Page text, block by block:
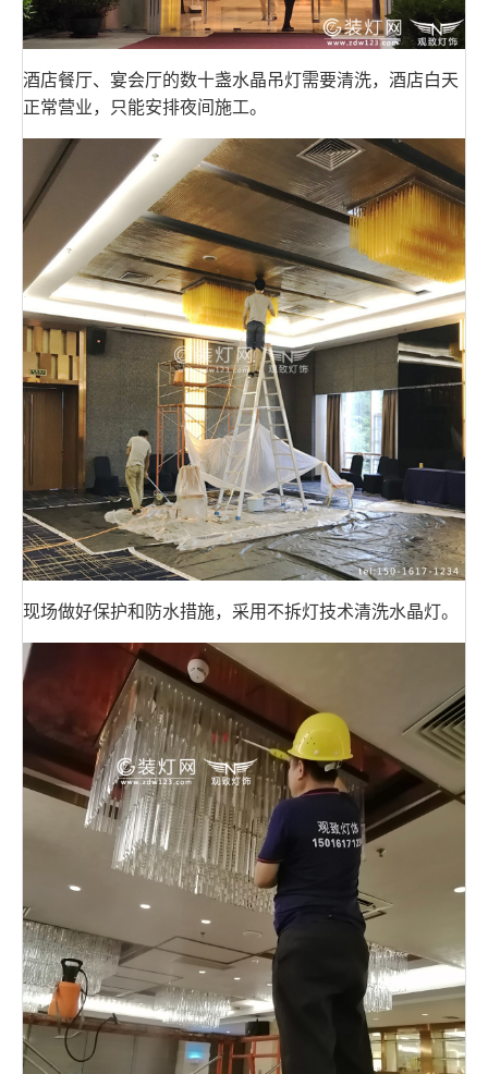
酒店餐厅、宴会厅的数十盏水晶吊灯需要清洗，酒店白天
正常营业，只能安排夜间施工。
现场做好保护和防水措施，采用不拆灯技术清洗水晶灯。